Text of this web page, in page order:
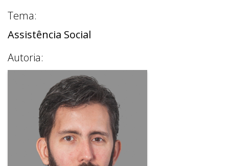
Tema:
Assistência Social
Autoria: